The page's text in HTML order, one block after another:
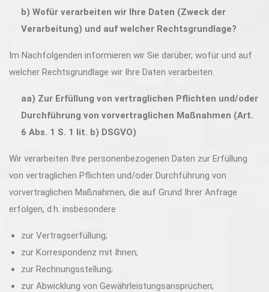
b) Wofür verarbeiten wir Ihre Daten (Zweck der
Verarbeitung) und auf welcher Rechtsgrundlage?
Im Nachfolgenden informieren wir Sie darüber, wofür und auf
welcher Rechtsgrundlage wir Ihre Daten verarbeiten.
aa) Zur Erfüllung von vertraglichen Pflichten und/oder
Durchführung von vorvertraglichen Maßnahmen (Art.
6 Abs. 1 S. 1 lit. b) DSGVO)
Wir verarbeiten Ihre personenbezogenen Daten zur Erfüllung
von vertraglichen Pflichten und/oder Durchführung von
vorvertraglichen Maßnahmen, die auf Grund Ihrer Anfrage
erfolgen, d.h. insbesondere
zur Vertragserfüllung;
zur Korrespondenz mit Ihnen;
zur Rechnungsstellung;
zur Abwicklung von Gewährleistungsansprüchen;